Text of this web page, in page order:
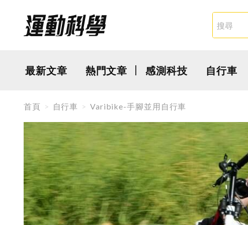
最新文章 熱門文章 感測科技 自行車
首頁 自行車 Varibike-手腳並用自行車